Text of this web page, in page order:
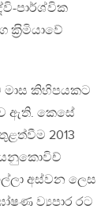
පාර්ශ්වික
මාස කිහිපයකට
ඇති. කෙසේ
2013
යනුකොවිච්
අස්වන ලෙස
ව්‍යපාර රට